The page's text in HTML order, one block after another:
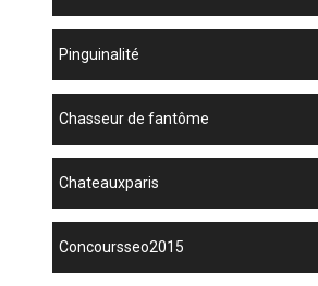
Pinguinalité
chasseur de fantôme
chateauxparis
concoursseo2015